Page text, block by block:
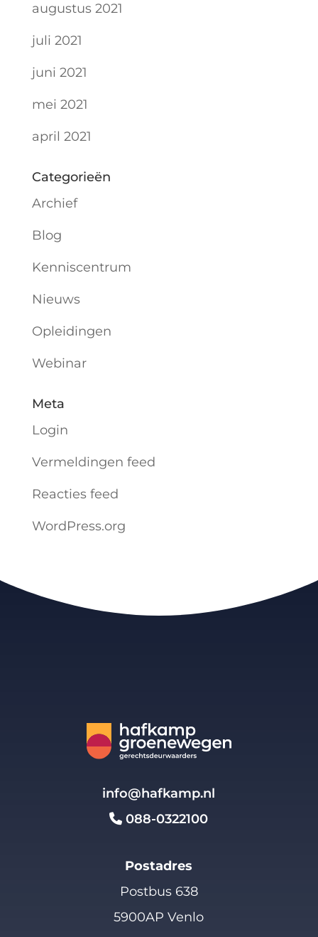
augustus 2021
juli 2021
juni 2021
mei 2021
april 2021
Categorieën
Archief
Blog
Kenniscentrum
Nieuws
Opleidingen
Webinar
Meta
Login
Vermeldingen feed
Reacties feed
WordPress.org
info@hafkamp.nl
088-0322100
Postadres
Postbus 638
5900AP Venlo